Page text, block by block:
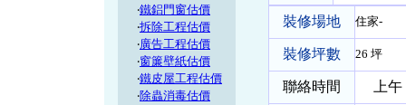
‧鐵鋁門窗估價
‧拆除工程估價
‧廣告工程估價
‧窗簾壁紙估價
‧鐵皮屋工程估價
‧除蟲消毒估價
裝修場地 住家-
裝修坪數 26 坪
聯絡時間 上午